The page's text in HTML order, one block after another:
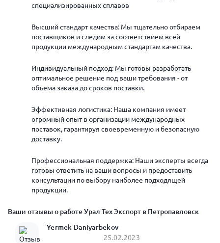
специализированных сплавов
Высший стандарт качества: Мы тщательно отбираем
поставщиков и следим за соответствием всей
продукции международным стандартам качества.
Индивидуальный подход: Мы готовы разработать
оптимальное решение под ваши требования - от
объема заказа до сроков поставки.
Эффективная логистика: Наша компания имеет
огромный опыт в организации международных
поставок, гарантируя своевременную и безопасную
доставку.
Профессиональная поддержка: Наши эксперты всегда
готовы ответить на ваши вопросы и предоставить
консультации по выбору наиболее подходящей
продукции.
Ваши отзывы о работе Урал Тех Экспорт в Петропавловск
Yermek Daniyarbekov
25.02.2023